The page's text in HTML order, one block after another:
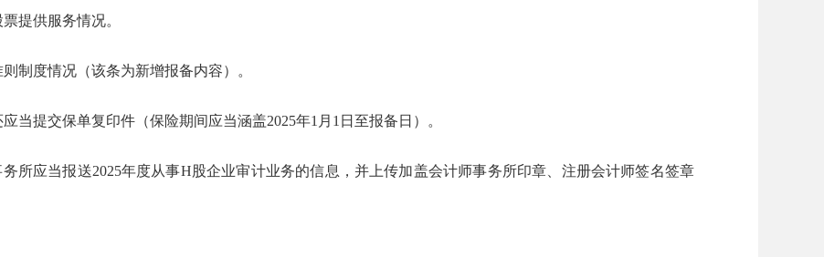
提供服务情况。
度情况（该条为新增报备内容）。
提交保单复印件（保险期间应当涵盖2025年1月1日至报备日）。
应当报送2025年度从事H股企业审计业务的信息，并上传加盖会计师事务所印章、注册会计师签名签章